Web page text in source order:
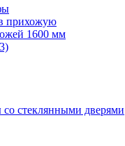
прихожую
1600 мм
стеклянными дверями